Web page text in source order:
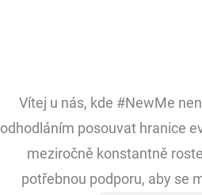
Vítej u nás, kde #NewMe
odhodláním posouvat hranice
meziročně konstantně
potřebnou podporu, aby se